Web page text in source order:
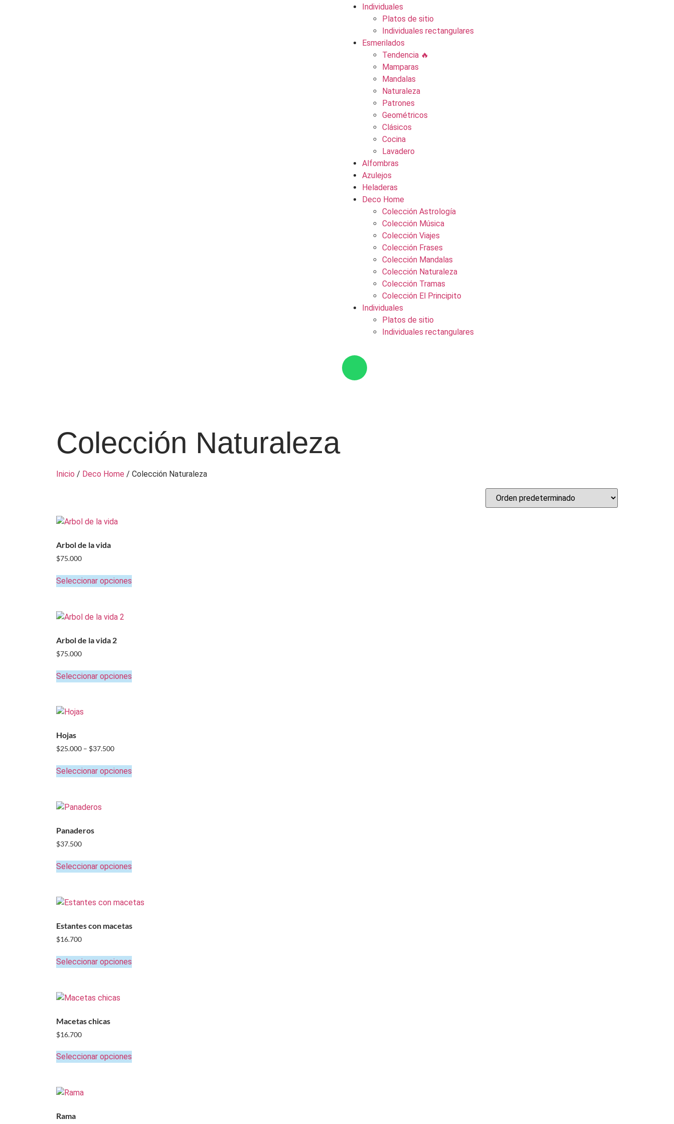
Individuales
Platos de sitio
Individuales rectangulares
Esmerilados
Tendencia 🔥
Mamparas
Mandalas
Naturaleza
Patrones
Geométricos
Clásicos
Cocina
Lavadero
Alfombras
Azulejos
Heladeras
Deco Home
Colección Astrología
Colección Música
Colección Viajes
Colección Frases
Colección Mandalas
Colección Naturaleza
Colección Tramas
Colección El Principito
Individuales
Platos de sitio
Individuales rectangulares
Colección Naturaleza
Inicio / Deco Home / Colección Naturaleza
Arbol de la vida
$75.000
Seleccionar opciones
Arbol de la vida 2
$75.000
Seleccionar opciones
Hojas
$25.000 – $37.500
Seleccionar opciones
Panaderos
$37.500
Seleccionar opciones
Estantes con macetas
$16.700
Seleccionar opciones
Macetas chicas
$16.700
Seleccionar opciones
Rama